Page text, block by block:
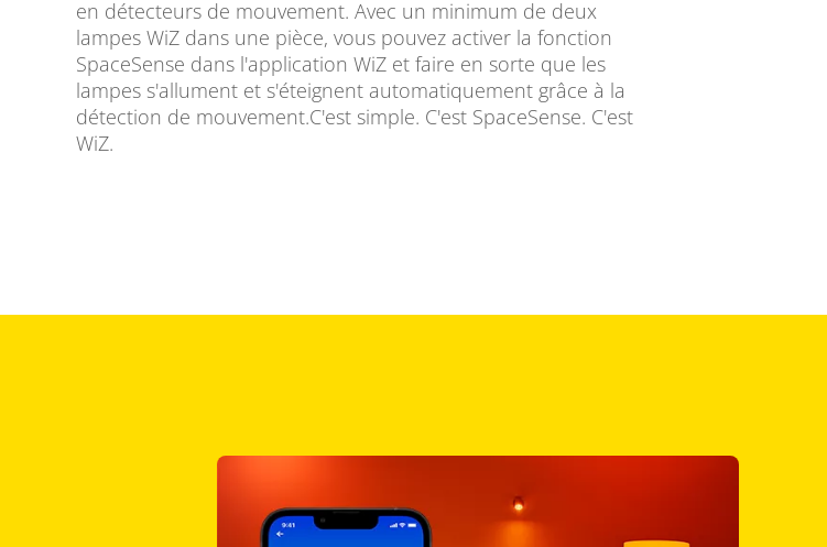
en détecteurs de mouvement. Avec un minimum de deux
lampes WiZ dans une pièce, vous pouvez activer la fonction
SpaceSense dans l'application WiZ et faire en sorte que les
lampes s'allument et s'éteignent automatiquement grâce à la
détection de mouvement.C'est simple. C'est SpaceSense. C'est
WiZ.